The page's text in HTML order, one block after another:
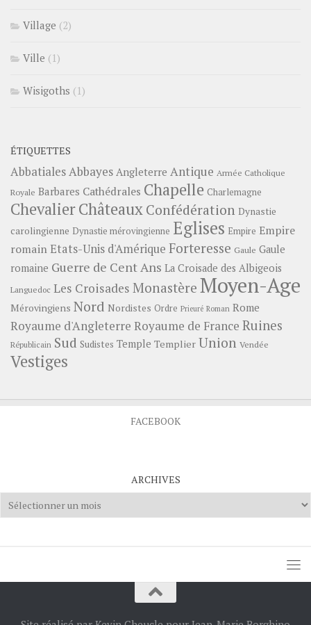
Village (2)
Ville (1)
Wisigoths (1)
ÉTIQUETTES
Abbatiales Abbayes Angleterre Antique Armée Catholique
Royale Barbares Cathédrales Chapelle Charlemagne
ChevalierChâteauxConfédération Dynastie
carolingienne Dynastie mérovingienne Eglises Empire Empire
romainEtats-Unis d'Amérique Forteresse Gaule Gaule
romaine Guerre de Cent Ans La Croisade des Albigeois
Languedoc Les Croisades Monastère Moyen-Age
Mérovingiens Nord Nordistes Ordre Prieuré Roman Rome
Royaume d'Angleterre Royaume de France Ruines
Républicain Sud Sudistes Temple Templier Union Vendée
Vestiges
FACEBOOK
ARCHIVES
Archives